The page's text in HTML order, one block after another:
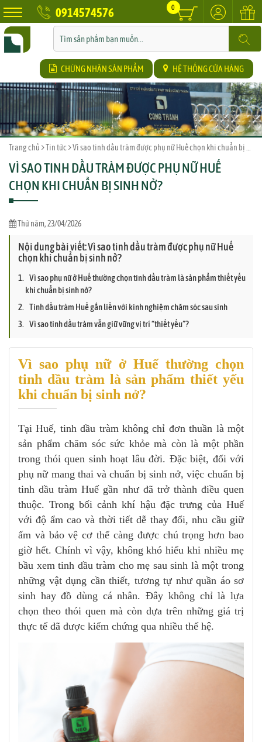
0914574576 0
CHỨNG NHẬN SẢN PHẨM HỆ THỐNG CỬA HÀNG
Trang chủ Tin tức Vì sao tinh dầu tràm được phụ nữ Huế chọn khi chuẩn bị sinh nở?
VÌ SAO TINH DẦU TRÀM ĐƯỢC PHỤ NỮ HUẾ
CHỌN KHI CHUẨN BỊ SINH NỞ?
Thứ năm, 23/04/2026
Nội dung bài viết: Vì sao tinh dầu tràm được phụ nữ Huế
chọn khi chuẩn bị sinh nở?
Vì sao phụ nữ ở Huế thường chọn tinh dầu tràm là sản phẩm thiết yếu
khi chuẩn bị sinh nở?
Tinh dầu tràm Huế gắn liền với kinh nghiệm chăm sóc sau sinh
Vì sao tinh dầu tràm vẫn giữ vững vị trí “thiết yếu”?
Vì sao phụ nữ ở Huế thường chọn
tinh dầu tràm là sản phẩm thiết yếu
khi chuẩn bị sinh nở?
Tại Huế, tinh dầu tràm không chỉ đơn thuần là một
sản phẩm chăm sóc sức khỏe mà còn là một phần
trong thói quen sinh hoạt lâu đời. Đặc biệt, đối với
phụ nữ mang thai và chuẩn bị sinh nở, việc chuẩn bị
tinh dầu tràm Huế gần như đã trở thành điều quen
thuộc. Trong bối cảnh khí hậu đặc trưng của Huế
với độ ẩm cao và thời tiết dễ thay đổi, nhu cầu giữ
ấm và bảo vệ cơ thể càng được chú trọng hơn bao
giờ hết. Chính vì vậy, không khó hiểu khi nhiều mẹ
bầu xem tinh dầu tràm cho mẹ sau sinh là một trong
những vật dụng cần thiết, tương tự như quần áo sơ
sinh hay đồ dùng cá nhân. Đây không chỉ là lựa
chọn theo thói quen mà còn dựa trên những giá trị
thực tế đã được kiểm chứng qua nhiều thế hệ.